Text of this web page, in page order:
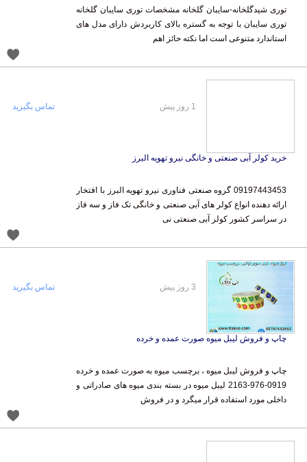
توری شیدگلخانه-سایبان گلخانه مشخصات توری سایبان گلخانه
توری سایبان با توجه به گستره بالای کاربردش دارای مدل های
استاندارد متنوعی است اما نکته حائز اهم
خرید کولر آبی صنعتی و خانگی نیرو تهویه البرز
09197443453 گروه صنعتی فناوری نیرو تهویه البرز با افتخار
ارائه دهنده انواع کولر های آبی صنعتی و خانگی تک فاز و سه فاز
در سراسر کشور کولر آبی صنعتی نی
تماس بگیرید
چاپ و فروش لیبل میوه صورت عمده و خرده
چاپ و فروش لیبل میوه ، برچسب میوه به صورت عمده و خرده
0919-976-2163 لیبل میوه در بسته بندی میوه های صادراتی و
داخلی مورد استفاده قرار میگرد و در فروش
تماس بگیرید